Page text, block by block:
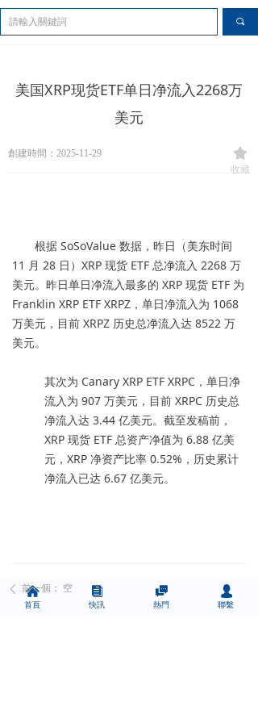
끀 끠
美国XRP现货ETF单日净流入2268万
美元
根据 SoSoValue 数据，昨日（美东时间
11 月 28 日）XRP 现货 ETF 总净流入 2268 万
美元。昨日单日净流入最多的 XRP 现货 ETF 为
Franklin XRP ETF XRPZ，单日净流入为 1068
万美元，目前 XRPZ 历史总净流入达 8522 万
美元。
其次为 Canary XRP ETF XRPC，单日净
流入为 907 万美元，目前 XRPC 历史总
净流入达 3.44 亿美元。截至发稿前，
XRP 现货 ETF 总资产净值为 6.88 亿美
元，XRP 净资产比率 0.52%，历史累计
净流入已达 6.67 亿美元。
創建時間： 2025-11-29
ꄴ 前一個： 空
끄
收藏
낀
首頁
뀴
快訊

熱門
넙
聯繫